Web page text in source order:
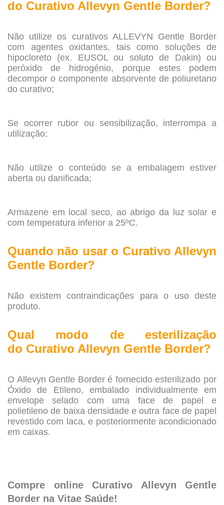
do Curativo Allevyn Gentle Border?
Não utilize os curativos ALLEVYN Gentle Border
com agentes oxidantes, tais como soluções de
hipocloreto (ex. EUSOL ou soluto de Dakin) ou
peróxido de hidrogénio, porque estes podem
decompor o componente absorvente de poliuretano
do curativo;
Se ocorrer rubor ou sensibilização, interrompa a
utilização;
Não utilize o conteúdo se a embalagem estiver
aberta ou danificada;
Armazene em local seco, ao abrigo da luz solar e
com temperatura inferior a 25ºC.
Quando não usar o Curativo Allevyn
Gentle Border?
Não existem contraindicações para o uso deste
produto.
Qual modo de esterilização
do Curativo Allevyn Gentle Border?
O Allevyn Gentle Border é fornecido esterilizado por
Óxido de Etileno, embalado individualmente em
envelope selado com uma face de papel e
polietileno de baixa densidade e outra face de papel
revestido com laca, e posteriormente acondicionado
em caixas.
Compre online Curativo Allevyn Gentle
Border na Vitae Saúde!